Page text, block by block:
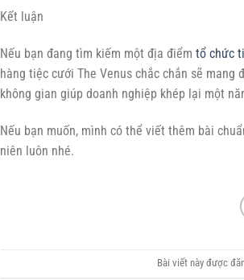
Kết luận
Nếu bạn đang tìm kiếm một địa điểm tổ chức
hàng tiệc cưới The Venus chắc chắn sẽ
không gian giúp doanh nghiệp khép lại một
Nếu bạn muốn, mình có thể viết thêm bài
niên luôn nhé.
Bài viết này được